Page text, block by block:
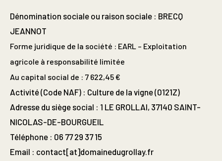
Dénomination sociale ou raison sociale : BRECQ
JEANNOT
Forme juridique de la société : EARL – Exploitation
agricole à responsabilité limitée
Au capital social de : 7 622,45 €
Activité (Code NAF) : Culture de la vigne (0121Z)
Adresse du siège social : 1 LE GROLLAI, 37140 SAINT-
NICOLAS-DE-BOURGUEIL
Téléphone : 06 77 29 37 15
Email : contact[at]domainedugrollay.fr